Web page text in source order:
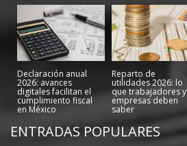
Declaración anual
2026: avances
digitales facilitan el
cumplimiento fiscal
en México
Reparto de
utilidades 2026: lo
que trabajadores y
empresas deben
saber
ENTRADAS POPULARES